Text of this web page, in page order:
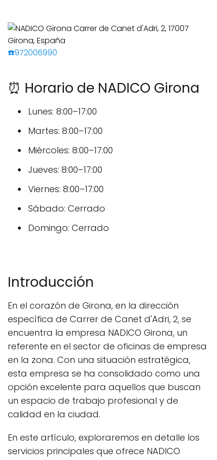
☎️972006990
⏰ Horario de NADICO Girona
Lunes: 8:00–17:00
Martes: 8:00–17:00
Miércoles: 8:00–17:00
Jueves: 8:00–17:00
Viernes: 8:00–17:00
Sábado: Cerrado
Domingo: Cerrado
Introducción
En el corazón de Girona, en la dirección
específica de Carrer de Canet d'Adri, 2, se
encuentra la empresa NADICO Girona, un
referente en el sector de oficinas de empresa
en la zona. Con una situación estratégica,
esta empresa se ha consolidado como una
opción excelente para aquellos que buscan
un espacio de trabajo profesional y de
calidad en la ciudad.
En este artículo, exploraremos en detalle los
servicios principales que ofrece NADICO